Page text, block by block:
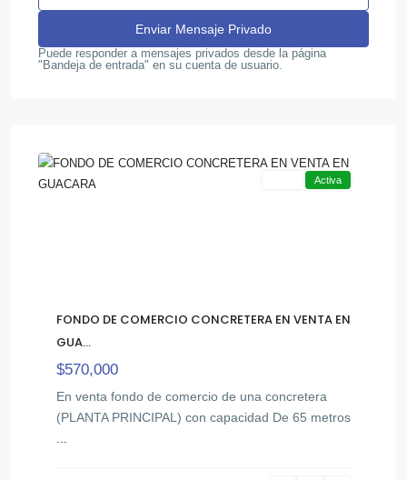
Puede responder a mensajes privados desde la página
"Bandeja de entrada" en su cuenta de usuario.
Activa
FONDO DE COMERCIO CONCRETERA EN VENTA EN
GUA...
$570,000
En venta fondo de comercio de una concretera
(PLANTA PRINCIPAL) con capacidad De 65 metros